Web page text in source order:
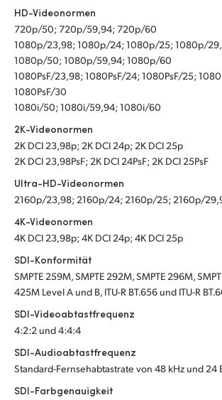
HD-Videonormen
720p/50; 720p/59,94; 720p/60
1080p/23,98; 1080p/24; 1080p/25; 1080p/
1080p/50; 1080p/59,94; 1080p/60
1080PsF/23,98; 1080PsF/24; 1080PsF/25;
1080PsF/30
1080i/50; 1080i/59,94; 1080i/60
2K-Videonormen
2K DCI 23,98p; 2K DCI 24p; 2K DCI 25p
2K DCI 23,98PsF; 2K DCI 24PsF; 2K DCI 25PsF
Ultra-HD-Videonormen
2160p/23,98; 2160p/24; 2160p/25; 2160p/
4K-Videonormen
4K DCI 23,98p; 4K DCI 24p; 4K DCI 25p
SDI-Konformität
SMPTE 259M, SMPTE 292M, SMPTE 296M,
425M Level A und B, ITU-R BT.656 und ITU-R
SDI-Videoabtastfrequenz
4:2:2 und 4:4:4
SDI-Audioabtastfrequenz
Standard-Fernsehabtastrate von 48 kHz und 24
SDI-Farbgenauigkeit